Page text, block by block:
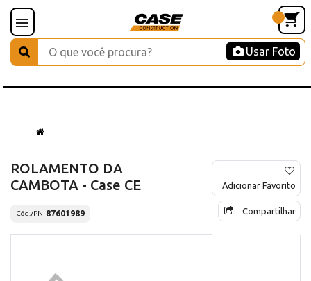
Usar Foto
ROLAMENTO DA
CAMBOTA - Case CE
Cód./PN 87601989
Adicionar Favorito
Compartilhar